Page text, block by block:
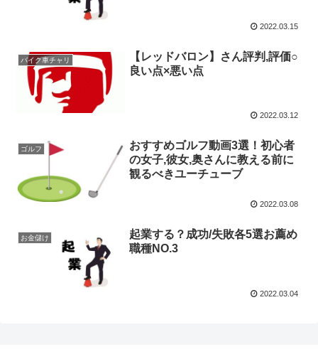
2022.03.15
バイク車チャリ
【レッドバロン】さん評判,評価○
良い点×悪い点
2022.03.12
ゴルフ
おすすめゴルフ動画3選！初心者
の女子,彼女,奥さんに教える前に
観るべきユーチューブ
2022.03.08
お金儲け
起業する？成功/失敗各5選お薦め
職種NO.3
2022.03.04